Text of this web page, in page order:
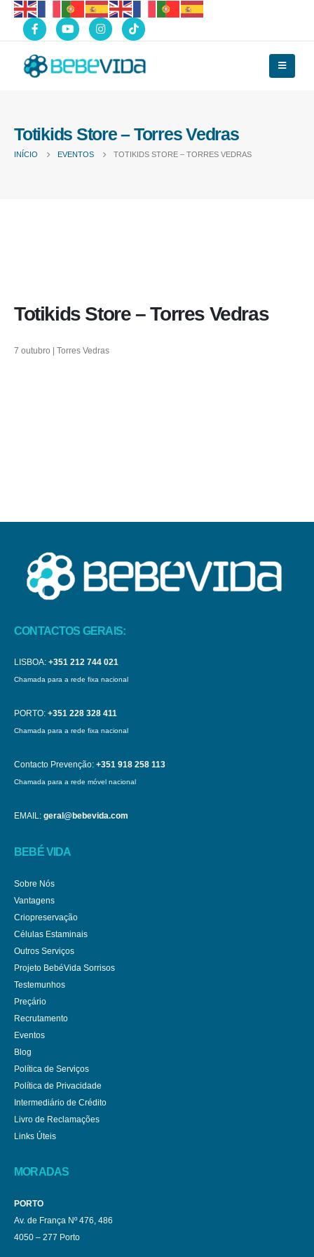
Totikids Store – Torres Vedras
INÍCIO EVENTOS TOTIKIDS STORE – TORRES VEDRAS
Totikids Store – Torres Vedras
7 outubro | Torres Vedras
CONTACTOS GERAIS:
LISBOA: +351 212 744 021
Chamada para a rede fixa nacional
PORTO: +351 228 328 411
Chamada para a rede fixa nacional
Contacto Prevenção: +351 918 258 113
Chamada para a rede móvel nacional
EMAIL: geral@bebevida.com
BEBÉ VIDA
Sobre Nós
Vantagens
Criopreservação
Células Estaminais
Outros Serviços
Projeto BebéVida Sorrisos
Testemunhos
Preçário
Recrutamento
Eventos
Blog
Política de Serviços
Política de Privacidade
Intermediário de Crédito
Livro de Reclamações
Links Úteis
MORADAS
PORTO
Av. de França Nº 476, 486
4050 – 277 Porto